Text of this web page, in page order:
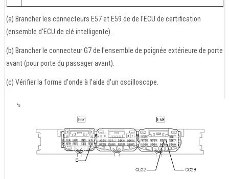
(a) Brancher les connecteurs E57 et E59 de de l'ECU de certification
(ensemble d'ECU de clé intelligente).
(b) Brancher le connecteur G7 de l'ensemble de poignée extérieure de porte
avant (pour porte du passager avant).
(c) Vérifier la forme d'onde à l'aide d'un oscilloscope.